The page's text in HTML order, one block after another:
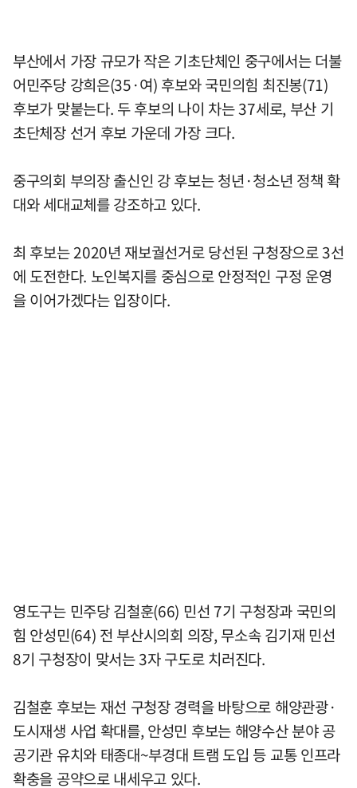
부산에서 가장 규모가 작은 기초단체인 중구에서는 더불
어민주당 강희은(35·여) 후보와 국민의힘 최진봉(71)
후보가 맞붙는다. 두 후보의 나이 차는 37세로, 부산 기
초단체장 선거 후보 가운데 가장 크다.
중구의회 부의장 출신인 강 후보는 청년·청소년 정책 확
대와 세대교체를 강조하고 있다.
최 후보는 2020년 재보궐선거로 당선된 구청장으로 3선
에 도전한다. 노인복지를 중심으로 안정적인 구정 운영
을 이어가겠다는 입장이다.
영도구는 민주당 김철훈(66) 민선 7기 구청장과 국민의
힘 안성민(64) 전 부산시의회 의장, 무소속 김기재 민선
8기 구청장이 맞서는 3자 구도로 치러진다.
김철훈 후보는 재선 구청장 경력을 바탕으로 해양관광·
도시재생 사업 확대를, 안성민 후보는 해양수산 분야 공
공기관 유치와 태종대~부경대 트램 도입 등 교통 인프라
확충을 공약으로 내세우고 있다.